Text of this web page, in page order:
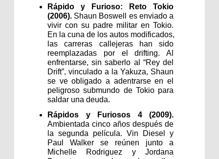
Rápido y Furioso: Reto Tokio
(2006). Shaun Boswell es enviado a
vivir con su padre militar en Tokio.
En la cuna de los autos modificados,
las carreras callejeras han sido
reemplazadas por el drifting. Al
enfrentarse, sin saberlo al “Rey del
Drift”, vinculado a la Yakuza, Shaun
se ve obligado a adentrarse en el
peligroso submundo de Tokio para
saldar una deuda.
Ambientada cinco años después de
la segunda película. Vin Diesel y
Paul Walker se reúnen junto a
Michelle Rodriguez y Jordana